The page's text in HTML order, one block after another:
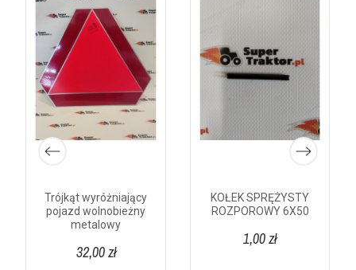
Trójkąt wyróżniający
pojazd wolnobieżny
metalowy
32,00 zł
KOŁEK SPRĘŻYSTY
ROZPOROWY 6X50
1,00 zł